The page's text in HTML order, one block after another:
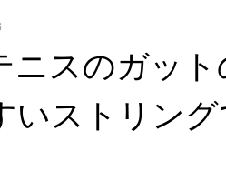
ニスのガッ
いストリン